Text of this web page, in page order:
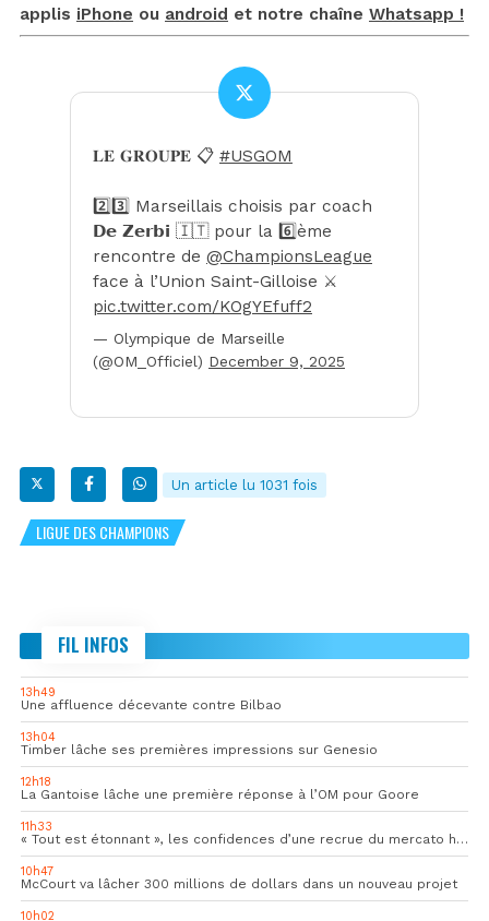
applis iPhone ou android et notre chaîne Whatsapp !
𝐋𝐄 𝐆𝐑𝐎𝐔𝐏𝐄 📋 #USGOM
2️⃣3️⃣ Marseillais choisis par coach
𝗗𝗲 𝗭𝗲𝗿𝗯𝗶 🇮🇹 pour la 6️⃣ème
rencontre de @ChampionsLeague
face à l’Union Saint-Gilloise ⚔️
pic.twitter.com/KOgYEfuff2
— Olympique de Marseille
(@OM_Officiel) December 9, 2025
Un article lu 1031 fois
LIGUE DES CHAMPIONS
FIL INFOS
13h49
Une affluence décevante contre Bilbao
13h04
Timber lâche ses premières impressions sur Genesio
12h18
La Gantoise lâche une première réponse à l’OM pour Goore
11h33
« Tout est étonnant », les confidences d’une recrue du mercato hivernal de l’OM
10h47
McCourt va lâcher 300 millions de dollars dans un nouveau projet
10h02